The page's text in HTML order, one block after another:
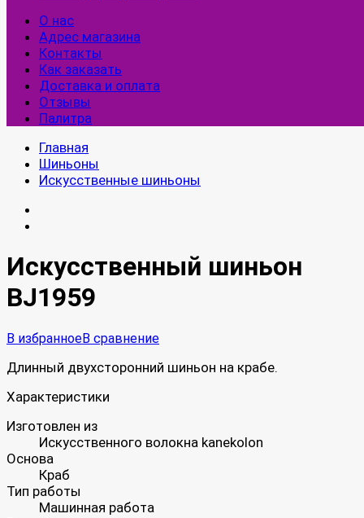
О нас
Адрес магазина
Контакты
Как заказать
Доставка и оплата
Отзывы
Палитра
Главная
Шиньоны
Искусственные шиньоны
Искусственный шиньон
BJ1959
В избранноеВ сравнение
Длинный двухсторонний шиньон на крабе.
Характеристики
Изготовлен из
Искусственного волокна kanekolon
Основа
Краб
Тип работы
Машинная работа